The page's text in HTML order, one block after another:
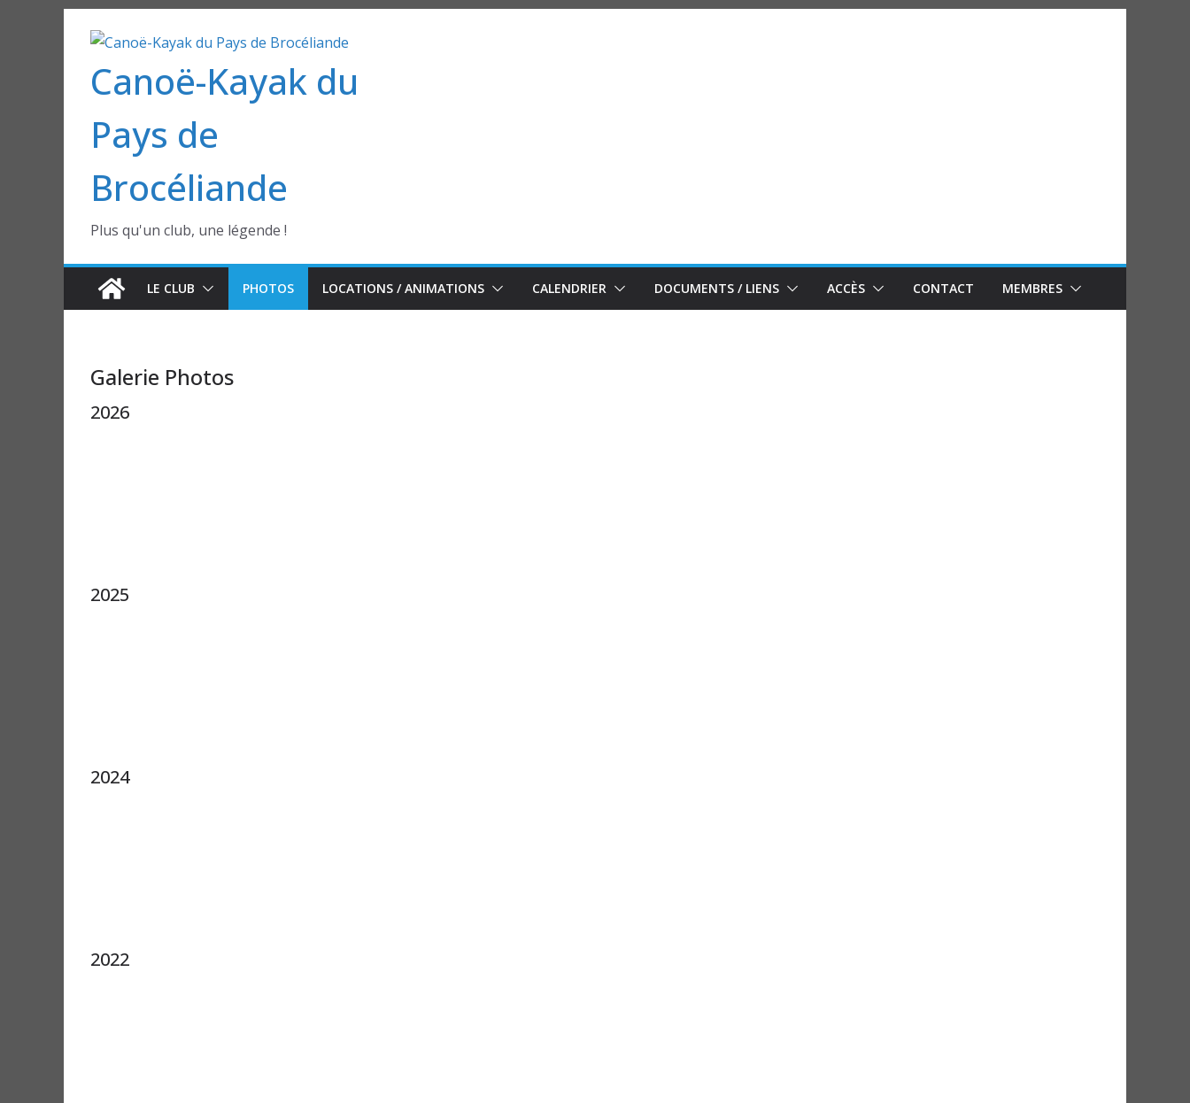
contenuCanoë-Kayak du
Pays de
Brocéliande
Plus qu'un club, une légende !
LE CLUB PHOTOS LOCATIONS / ANIMATIONS CALENDRIER DOCUMENTS / LIENS ACCÈS CONTACT MEMBRES
Galerie Photos
2026
2025
2024
2022